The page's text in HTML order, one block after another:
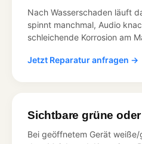
Nach Wasserschaden läuft
spinnt manchmal, Audio
schleichende Korrosion am
Jetzt Reparatur anfragen →
Sichtbare grüne
Bei geöffnetem Gerät